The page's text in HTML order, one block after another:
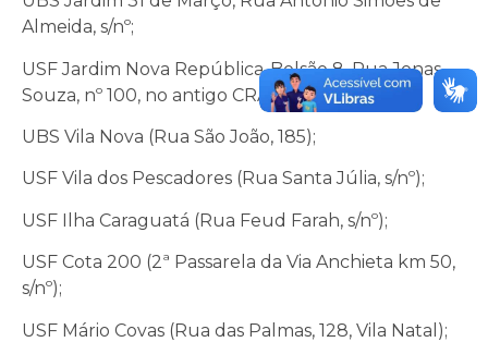
Almeida, s/nº;
USF Jardim Nova República-Bolsão 8, Rua Jonas
Souza, nº 100, no antigo CRAS (provisório);
UBS Vila Nova (Rua São João, 185);
USF Vila dos Pescadores (Rua Santa Júlia, s/nº);
USF Ilha Caraguatá (Rua Feud Farah, s/nº);
USF Cota 200 (2ª Passarela da Via Anchieta km 50,
s/nº);
USF Mário Covas (Rua das Palmas, 128, Vila Natal);